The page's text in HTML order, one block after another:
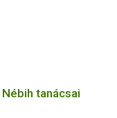
tanácsai